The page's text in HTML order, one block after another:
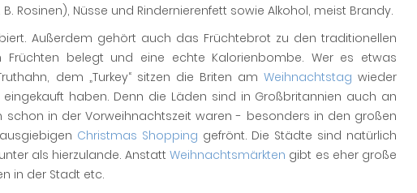
Rosinen), Nüsse und Rindernierenfett sowie Alkohol, meist Brandy.
Außerdem gehört auch das Früchtebrot zu den traditionellen
Früchten belegt und eine echte Kalorienbombe. Wer es etwas
dem „Turkey“ sitzen die Briten am Weihnachtstag wieder
haben. Denn die Läden sind in Großbritannien auch an
in der Vorweihnachtszeit waren - besonders in den großen
Christmas Shopping gefrönt. Die Städte sind natürlich
als hierzulande. AnstattWeihnachtsmärkten gibt es eher große
in der Stadt etc.